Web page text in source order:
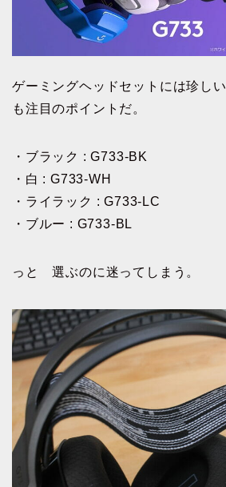
ゲーミングヘッドセットには珍しい
も注目のポイントだ。
・ブラック : G733-BK
・白 : G733-WH
・ライラック : G733-LC
・ブルー : G733-BL
っと 選ぶのに迷ってしまう。